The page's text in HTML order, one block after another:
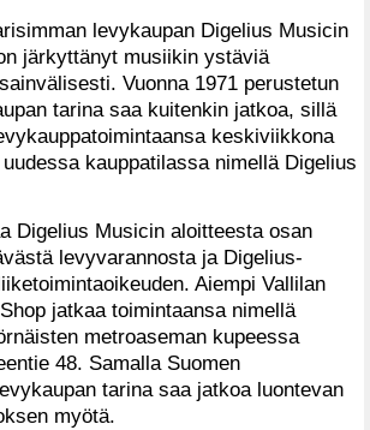
levykaupan Digelius Musicin
järkyttänyt musiikin ystäviä
Vuonna 1971 perustetun
tarina saa kuitenkin jatkoa, sillä
keskiviikkona
kauppatilassa nimellä Digelius
Digelius Musicin aloitteesta osan
levyvarannosta ja Digelius-
Aiempi Vallilan
jatkaa toimintaansa nimellä
metroaseman kupeessa
48. Samalla Suomen
tarina saa jatkoa luontevan
myötä.